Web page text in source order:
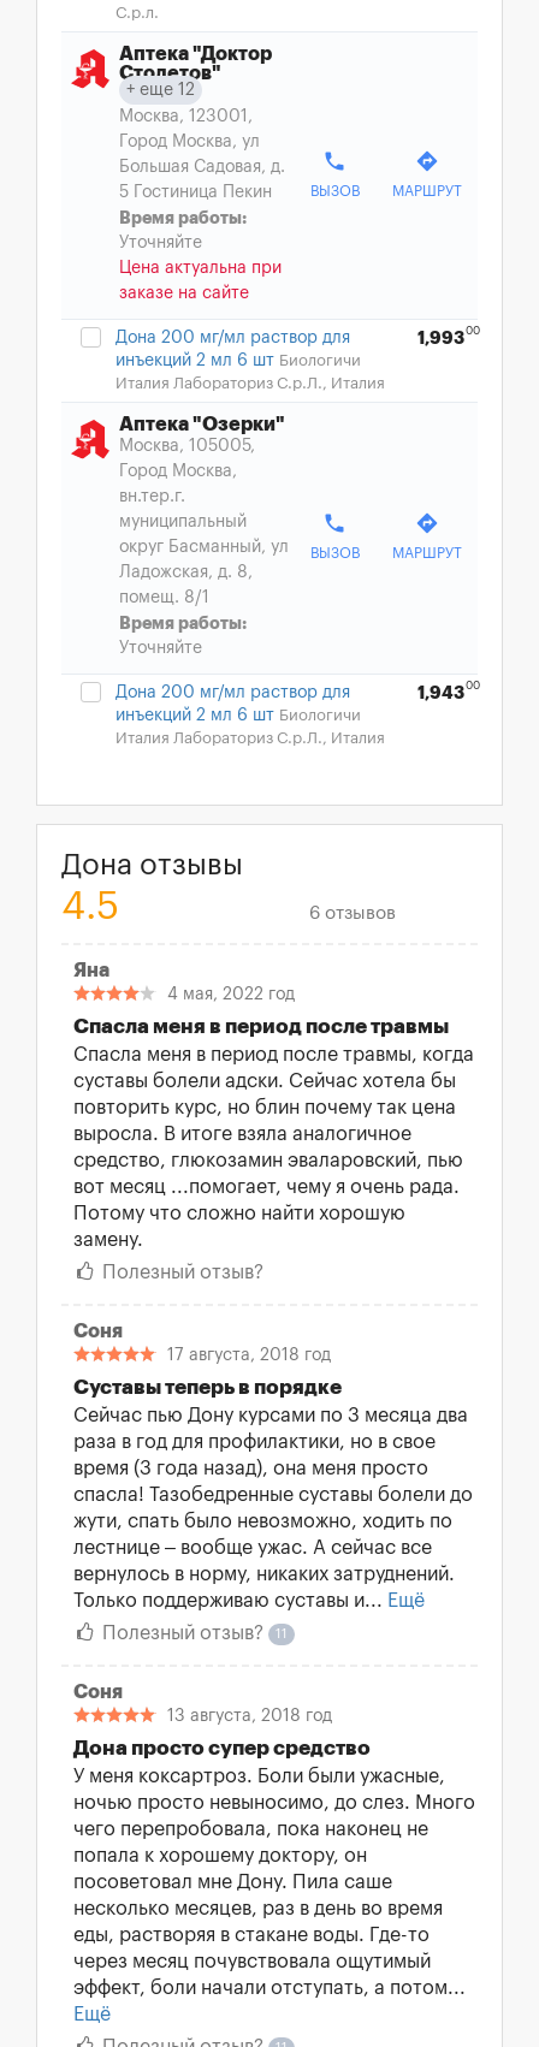
С.р.л.
Аптека "Доктор
Столетов"
еще 12
Москва, 123001,
Город Москва, ул
Большая Садовая, д.
5 Гостиница Пекин
Время работы:
Уточняйте
Цена актуальна при
заказе на сайте
phone
ВЫЗОВ
directions
МАРШРУТ
Дона 200 мг/мл раствор для
инъекций 2 мл 6 шт Биологичи
Италия Лабораториз С.р.Л., Италия
1,99300
Аптека "Озерки"
Москва, 105005,
Город Москва,
вн.тер.г.
муниципальный
округ Басманный, ул
Ладожская, д. 8,
помещ. 8/1
Время работы:
Уточняйте
phone
ВЫЗОВ
directions
МАРШРУТ
Дона 200 мг/мл раствор для
инъекций 2 мл 6 шт Биологичи
Италия Лабораториз С.р.Л., Италия
1,94300
Дона отзывы
4.5 6 отзывов
Яна
4 мая, 2022 год
Спасла меня в период после травмы
Спасла меня в период после травмы, когда
суставы болели адски. Сейчас хотела бы
повторить курс, но блин почему так цена
выросла. В итоге взяла аналогичное
средство, глюкозамин эваларовский, пью
вот месяц ...помогает, чему я очень рада.
Потому что сложно найти хорошую
замену.
Полезный отзыв?
Соня
17 августа, 2018 год
Суставы теперь в порядке
Сейчас пью Дону курсами по 3 месяца два
раза в год для профилактики, но в свое
время (3 года назад), она меня просто
спасла! Тазобедренные суставы болели до
жути, спать было невозможно, ходить по
лестнице – вообще ужас. А сейчас все
вернулось в норму, никаких затруднений.
Только поддерживаю суставы и... Ещё
Полезный отзыв?
11
Соня
13 августа, 2018 год
Дона просто супер средство
У меня коксартроз. Боли были ужасные,
ночью просто невыносимо, до слез. Много
чего перепробовала, пока наконец не
попала к хорошему доктору, он
посоветовал мне Дону. Пила саше
несколько месяцев, раз в день во время
еды, растворяя в стакане воды. Где-то
через месяц почувствовала ощутимый
эффект, боли начали отступать, а потом...
Ещё